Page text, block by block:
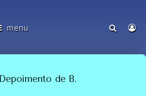
menu
Depoimento de B.